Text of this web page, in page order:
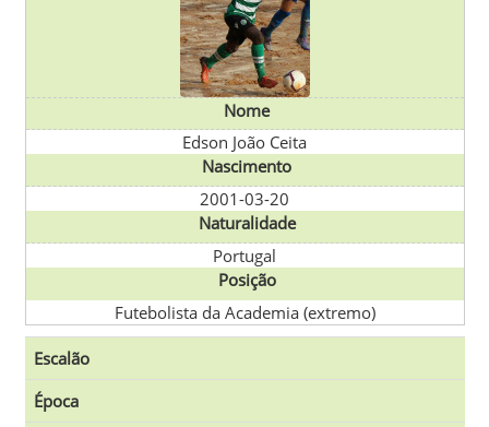
Nome
Edson João Ceita
Nascimento
2001-03-20
Naturalidade
Portugal
Posição
Futebolista da Academia (extremo)
Escalão
Época